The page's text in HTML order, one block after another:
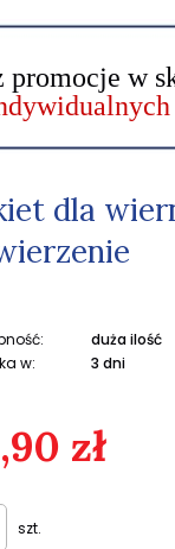
promocje w
dla
duża ilość
w:
3 dni
zł
szt.